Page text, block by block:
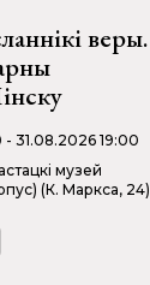
веры.
- 31.08.2026 19:00
музей
(К. Маркса, 24)